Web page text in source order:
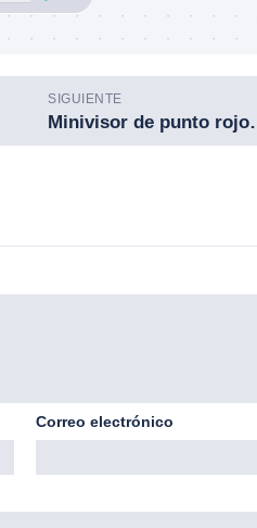
SIGUIENTE
Minivisor de punto rojo
Correo electrónico